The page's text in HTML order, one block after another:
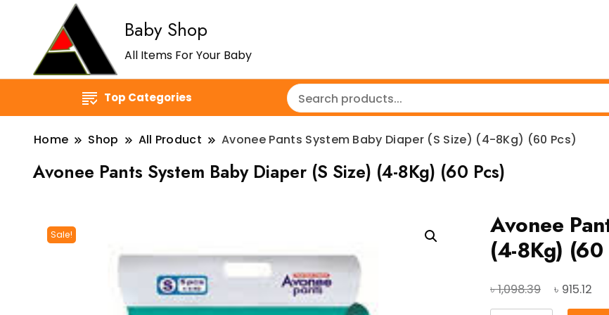
Baby Shop
All Items For Your Baby
Top Categories
Home Shop All Product Avonee Pants System Baby Diaper (S Size) (4-8Kg) (60 Pcs)
Avonee Pants System Baby Diaper (S Size) (4-8Kg) (60 Pcs)
Sale!
Avonee
(4-8Kg) (60
৳1,098.39
Original
price
৳ 915.12